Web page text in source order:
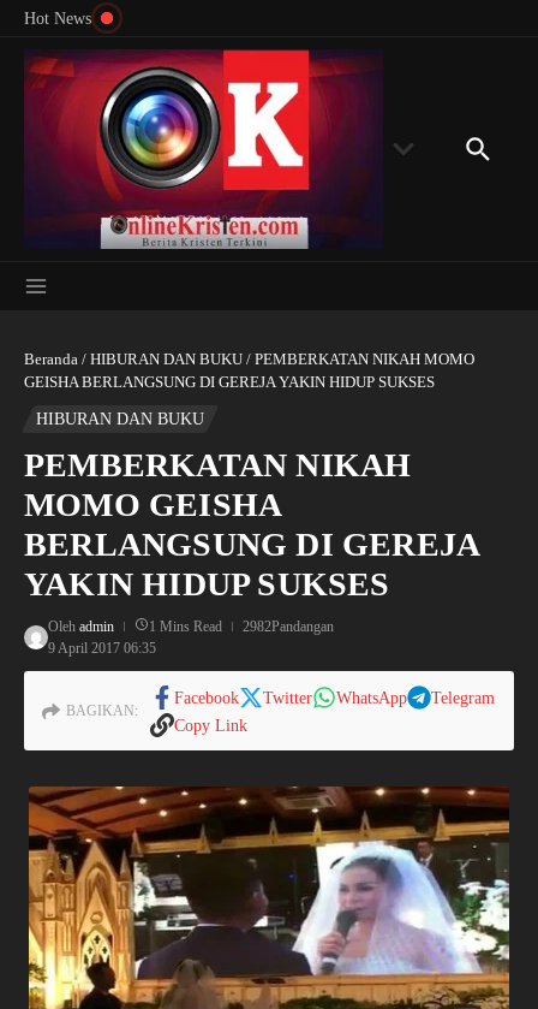
Lewati ke konten
Hot News
Beranda / HIBURAN DAN BUKU / PEMBERKATAN NIKAH MOMO
GEISHA BERLANGSUNG DI GEREJA YAKIN HIDUP SUKSES
HIBURAN DAN BUKU
PEMBERKATAN NIKAH
MOMO GEISHA
BERLANGSUNG DI GEREJA
YAKIN HIDUP SUKSES
Oleh admin 1 Mins Read
2982Pandangan
9 April 2017 06:35
BAGIKAN:
Facebook Twitter WhatsApp
Telegram
Copy Link